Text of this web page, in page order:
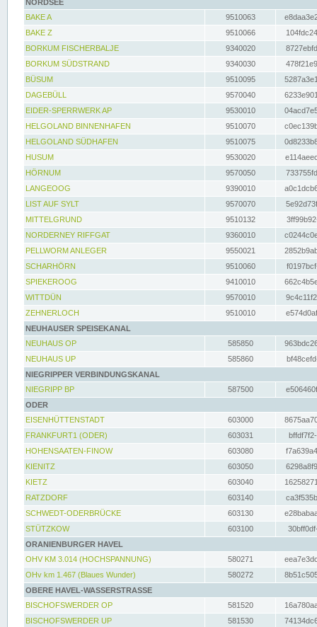
NORDSEE
BAKE A
9510063
BAKE Z
9510066
BORKUM FISCHERBALJE
9340020
BORKUM SÜDSTRAND
9340030
BÜSUM
9510095
DAGEBÜLL
9570040
EIDER-SPERRWERK AP
9530010
HELGOLAND BINNENHAFEN
9510070
HELGOLAND SÜDHAFEN
9510075
HUSUM
9530020
HÖRNUM
9570050
LANGEOOG
9390010
LIST AUF SYLT
9570070
MITTELGRUND
9510132
NORDERNEY RIFFGAT
9360010
PELLWORM ANLEGER
9550021
SCHARHÖRN
9510060
SPIEKEROOG
9410010
WITTDÜN
9570010
ZEHNERLOCH
9510010
NEUHAUSER SPEISEKANAL
NEUHAUS OP
585850
NEUHAUS UP
585860
NIEGRIPPER VERBINDUNGSKANAL
NIEGRIPP BP
587500
ODER
EISENHÜTTENSTADT
603000
FRANKFURT1 (ODER)
603031
HOHENSAATEN-FINOW
603080
KIENITZ
603050
KIETZ
603040
RATZDORF
603140
SCHWEDT-ODERBRÜCKE
603130
STÜTZKOW
603100
ORANIENBURGER HAVEL
OHV KM 3.014 (HOCHSPANNUNG)
580271
OHv km 1.467 (Blaues Wunder)
580272
OBERE HAVEL-WASSERSTRASSE
BISCHOFSWERDER OP
581520
BISCHOFSWERDER UP
581530